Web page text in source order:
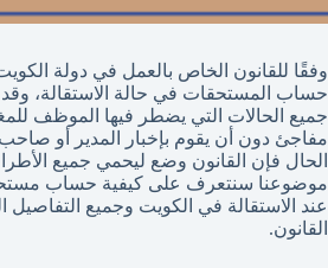
وفقًا للقانون الخاص بالعمل في دولة
حساب المستحقات في حالة الاستقالة،
جميع الحالات التي يضطر فيها الموظف
مفاجئ دون أن يقوم بإخبار المدير أو
الحال فإن القانون وضع ليحمي جميع
موضوعنا سنتعرف على كيفية حساب
عند الاستقالة في الكويت وجميع التفاصيل
القانون.